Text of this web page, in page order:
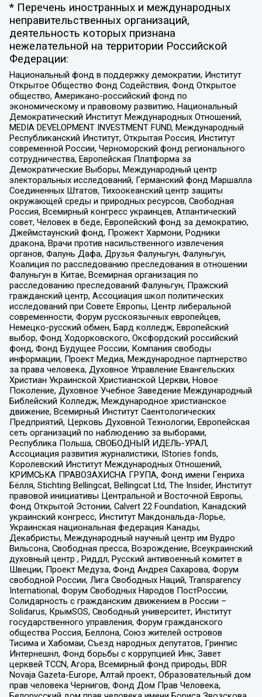
* Перечень иностранных и международных
неправительственных организаций,
деятельность которых признана
нежелательной на территории Российской
Федерации:
Национальный фонд в поддержку демократии, Институт
Открытое Общество Фонд Содействия, Фонд Открытое
общество, Американо-российский фонд по
экономическому и правовому развитию, Национальный
Демократический Институт Международных Отношений,
MEDIA DEVELOPMENT INVESTMENT FUND, Международный
Республиканский Институт, Открытая Россия, Институт
современной России, Черноморский фонд регионального
сотрудничества, Европейская Платформа за
Демократические Выборы, Международный центр
электоральных исследований, Германский фонд Маршалла
Соединенных Штатов, Тихоокеанский центр защиты
окружающей среды и природных ресурсов, Свободная
Россия, Всемирный конгресс украинцев, Атлантический
совет, Человек в беде, Европейский фонд за демократию,
Джеймстаунский фонд, Прожект Хармони, Родники
дракона, Врачи против насильственного извлечения
органов, Фалунь Дафа, Друзья Фалуньгун, Фалуньгун,
Коалиция по расследованию преследования в отношении
Фалуньгун в Китае, Всемирная организация по
расследованию преследований Фалуньгун, Пражский
гражданский центр, Ассоциация школ политических
исследований при Совете Европы, Центр либеральной
современности, Форум русскоязычных европейцев,
Немецко-русский обмен, Бард колледж, Европейский
выбор, Фонд Ходорковского, Оксфордский российский
фонд, Фонд Будущее России, Компания свободы
информации, Проект Медиа, Международное партнерство
за права человека, Духовное Управление Евангельских
Христиан Украинской Христианской Церкви, Новое
Поколение, Духовное Учебное Заведение Международный
Библейский Колледж, Международное христианское
движение, Всемирный Институт Саентологических
Предприятий, Церковь Духовной Технологии, Европейская
сеть организаций по наблюдению за выборами,
Республика Польша, СВОБОДНЫЙ ИДЕЛЬ-УРАЛ,
Ассоциация развития журналистики, IStories fonds,
Королевский Институт Международных Отношений,
КРИМСЬКА ПРАВОЗАХИСНА ГРУПА, Фонд имени Генриха
Бёлля, Stichting Bellingcat, Bellingcat Ltd, The Insider, Институт
правовой инициативы Центральной и Восточной Европы,
Фонд Открытой Эстонии, Calvert 22 Foundation, Канадский
украинский конгресс, Институт Макдональда-Лорье,
Украинская национальная федерация Канады,
Декабристы, Международный научный центр им Вудро
Вильсона, Свободная пресса, Возрождение, Всеукраинский
духовный центр , Риддл, Русский антивоенный комитет в
Швеции, Проект Медуза, Фонд Андрея Сахарова, Форум
свободной России, Лига Свободных Наций, Transparеncy
International, Форум Свободных Народов ПостРоссии,
Солидарность с гражданским движением в России –
Solidarus, КрымSOS, Свободный университет, Институт
государственного управления, Форум гражданского
общества Россия, Беллона, Союз жителей островов
Тисима и Хабомаи, Съезд народных депутатов, Гринпис
Интернешнл, Фонд борьбы с коррупцией Инк, Завет
церквей TCCN, Агора, Всемирный фонд природы, BDR
Novaja Gazeta-Europe, Алтай проект, Образовательный дом
прав человека Чернигов, Фонд Дом Прав Человека,